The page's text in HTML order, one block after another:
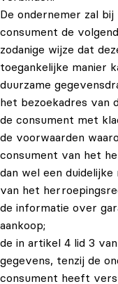
De ondernemer zal
consument de
zodanige wijze dat
toegankelijke manier
duurzame
het bezoekadres van
de consument met
de voorwaarden
consument van het
dan wel een
van het
de informatie over
aankoop;
de in artikel 4 lid 3
gegevens, tenzij de
consument heeft